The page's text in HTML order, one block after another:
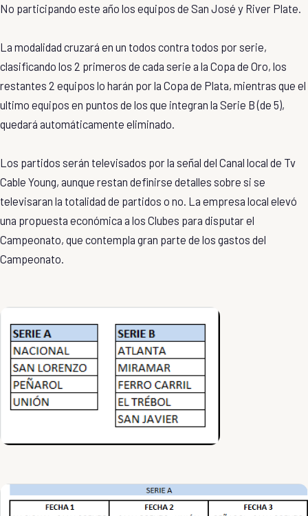
No participando este año los equipos de San José y River Plate.
La modalidad cruzará en un todos contra todos por serie,
clasificando los 2 primeros de cada serie a la Copa de Oro, los
restantes 2 equipos lo harán por la Copa de Plata, mientras que el
ultimo equipos en puntos de los que integran la Serie B (de 5),
quedará automáticamente eliminado.
Los partidos serán televisados por la señal del Canal local de Tv
Cable Young, aunque restan definirse detalles sobre si se
televisaran la totalidad de partidos o no. La empresa local elevó
una propuesta económica a los Clubes para disputar el
Campeonato, que contempla gran parte de los gastos del
Campeonato.